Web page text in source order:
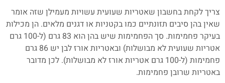
צריך לקחת בחשבון שאטריות שעועית עשויות מעמילן שזה אומר
שאין בהן סיבים תזונתיים כמו בקטניות או דגנים מלאים. הן מכילות
בעיקר פחמימות. סך הפחמימות שיש בהן הוא 83 גרם (ל-100 גרם
אטריות שעועית לא מבושלות) ובאטריות אורז לבן יש 86 גרם
פחמימות (ל-100 גרם אטריות אורז לא מבושלות). לכן מדובר
באטריות שרובן פחמימות.